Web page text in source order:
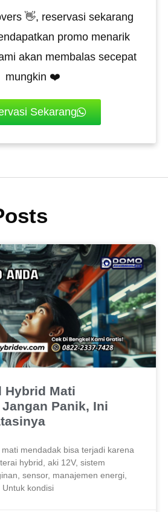
👋, reservasi sekarang
promo menarik
akan membalas secepat
mungkin ❤️
Sekarang
Hybrid Mati
Panik, Ini
mendadak bisa terjadi karena
hybrid, aki 12V, sistem
sensor, manajemen energi,
kondisi